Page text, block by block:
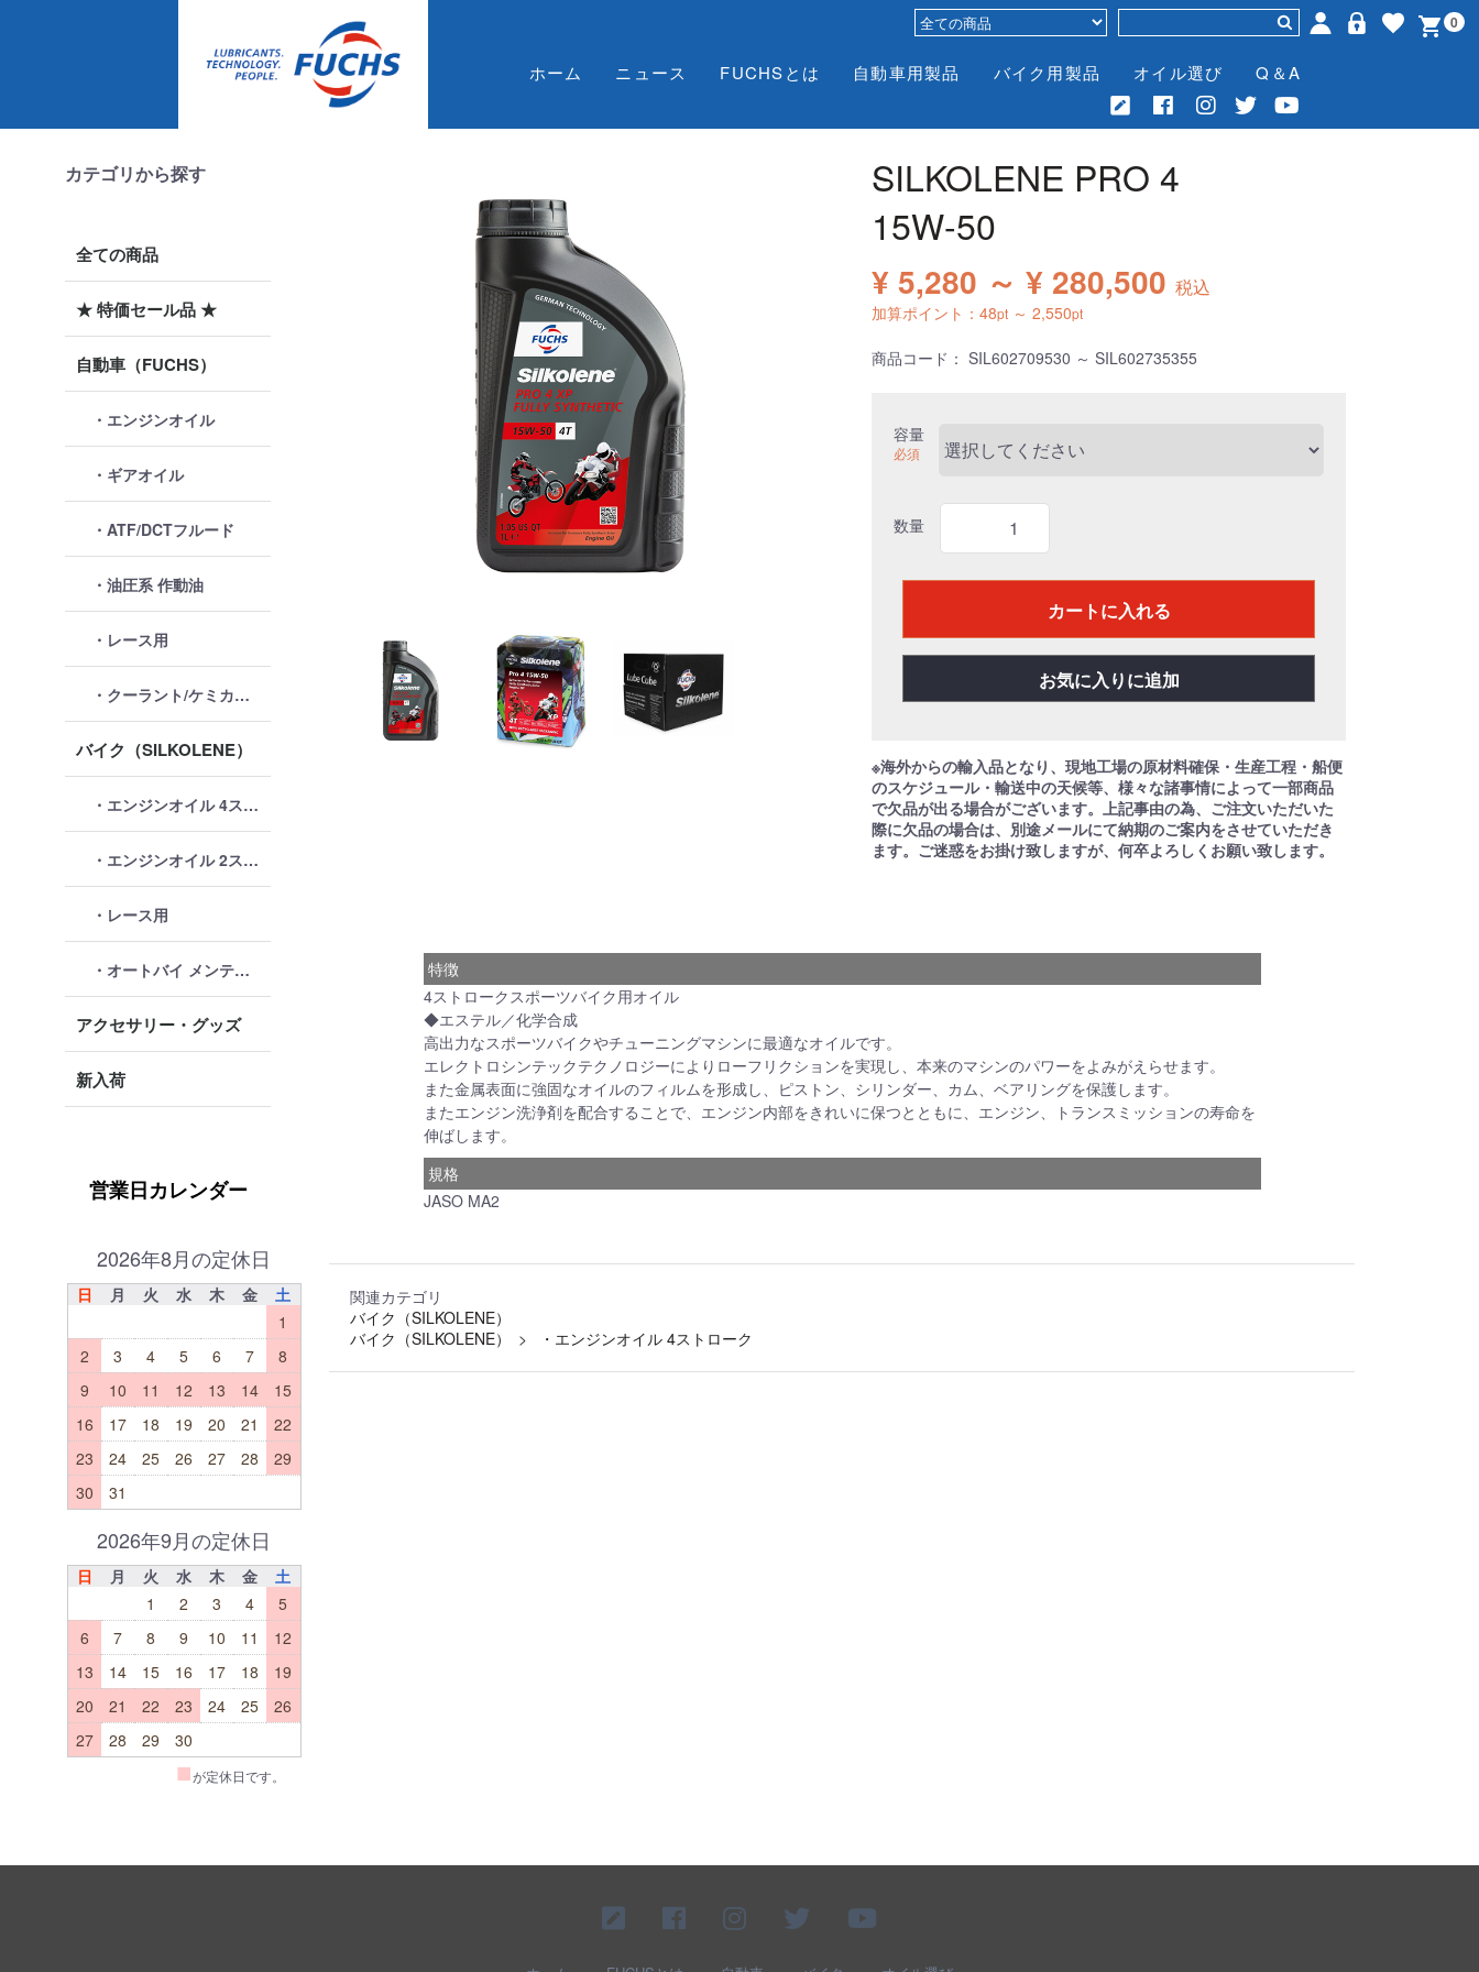
0
ホーム ニュース FUCHSとは 自動車用製品 バイク用製品 オイル選び Q＆A
カテゴリから探す
全ての商品
★ 特価セール品 ★
自動車（FUCHS）
・エンジンオイル
・ギアオイル
・ATF/DCTフルード
・油圧系 作動油
・レース用
・クーラント/ケミカル類
バイク（SILKOLENE）
・エンジンオイル 4ストローク
・エンジンオイル 2ストローク
・レース用
・オートバイ メンテナンス
アクセサリー・グッズ
新入荷
営業日カレンダー
2026年8月の定休日
日 月 火 水 木 金
土
1
2
3 4 5 6 7
8
9
10 11 12 13 14
15
16
17 18 19 20 21
22
23
24 25 26 27 28
29
30
31
2026年9月の定休日
日 月 火 水 木 金
土
1
2 3 4
5
6
7 8 9 10 11
12
13
14 15 16 17 18
19
20
21 22 23 24 25
26
27
28 29 30
■が定休日です。
SILKOLENE PRO 4
15W-50
¥ 5,280 ～ ¥ 280,500 税込
加算ポイント： 48pt～ 2,550pt
商品コード： SIL602709530 ～ SIL602735355
容量
必須
数量
カートに入れる
お気に入りに追加
※海外からの輸入品となり、現地工場の原材料確保・生産工程・船便
のスケジュール・輸送中の天候等、様々な諸事情によって一部商品
で欠品が出る場合がございます。上記事由の為、ご注文いただいた
際に欠品の場合は、別途メールにて納期のご案内をさせていただき
ます。ご迷惑をお掛け致しますが、何卒よろしくお願い致します。
特徴
4ストロークスポーツバイク用オイル
◆エステル／化学合成
高出力なスポーツバイクやチューニングマシンに最適なオイルです。
エレクトロシンテックテクノロジーによりローフリクションを実現し、本来のマシンのパワーをよみがえらせます。
また金属表面に強固なオイルのフィルムを形成し、ピストン、シリンダー、カム、ベアリングを保護します。
またエンジン洗浄剤を配合することで、エンジン内部をきれいに保つとともに、エンジン、トランスミッションの寿命を
伸ばします。
規格
JASO MA2
関連カテゴリ
バイク（SILKOLENE）
バイク（SILKOLENE）
・エンジンオイル 4ストローク